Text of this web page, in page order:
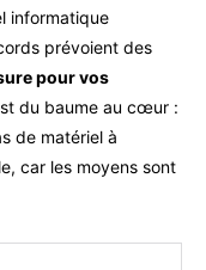
informatique
prévoient des
pour vos
du baume au cœur :
de matériel à
car les moyens sont